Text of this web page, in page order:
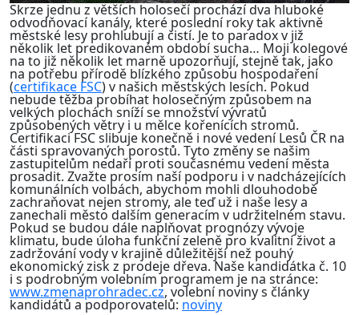
Skrze jednu z větších holosečí prochází dva hluboké
odvodňovací kanály, které poslední roky tak aktivně
městské lesy prohlubují a čistí. Je to paradox v již
několik let predikovaném období sucha… Moji kolegové
na to již několik let marně upozorňují, stejně tak, jako
na potřebu přírodě blízkého způsobu hospodaření
(certifikace FSC) v našich městských lesích. Pokud
nebude těžba probíhat holosečným způsobem na
velkých plochách sníží se množství vývratů
způsobených větry i u mělce kořenících stromů.
Certifikaci FSC slibuje konečně i nové vedení Lesů ČR na
části spravovaných porostů. Tyto změny se našim
zastupitelům nedaří proti současnému vedení města
prosadit. Zvažte prosím naší podporu i v nadcházejících
komunálních volbách, abychom mohli dlouhodobě
zachraňovat nejen stromy, ale teď už i naše lesy a
zanechali město dalším generacím v udržitelném stavu.
Pokud se budou dále naplňovat prognózy vývoje
klimatu, bude úloha funkční zeleně pro kvalitní život a
zadržování vody v krajině důležitější než pouhý
ekonomický zisk z prodeje dřeva. Naše kandidátka č. 10
i s podrobným volebním programem je na stránce:
www.zmenaprohradec.cz, volební noviny s články
kandidátů a podporovatelů: noviny